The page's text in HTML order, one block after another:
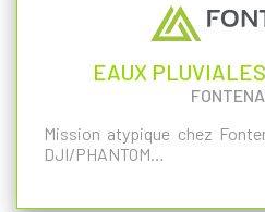
EAUX
Mission atypique chez
DJI/PHANTOM…